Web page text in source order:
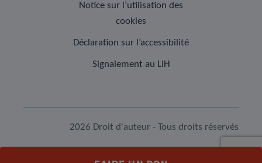
Notice sur l’utilisation des
cookies
Déclaration sur l’accessibilité
Signalement au LIH
2026 Droit d'auteur - Tous droits réservés